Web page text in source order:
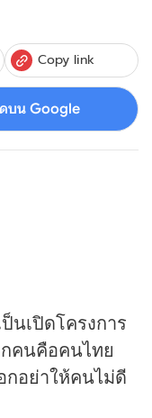
Copy link
ดบน Google
นเปิดโครงการ
คนคือคนไทย
อย่าให้คนไม่ดี